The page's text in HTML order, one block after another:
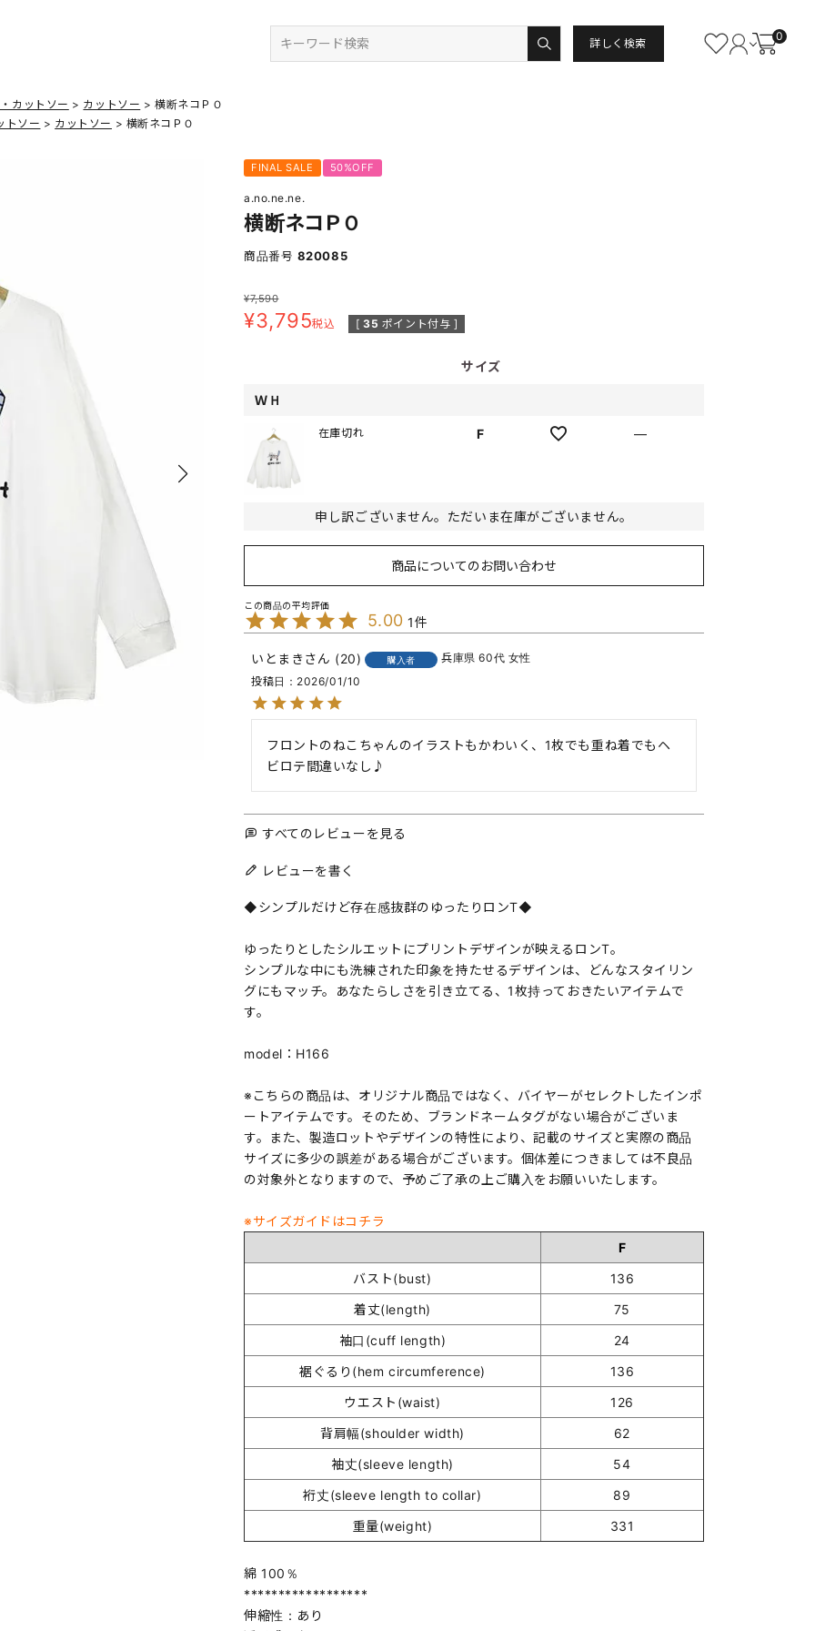
詳しく検索
0
カットソー カットソー
横断ネコＰＯ
トソー
カットソー 横断ネコＰＯ
FINAL SALE 50%OFF
a.no.ne.ne.
横断ネコＰＯ
商品番号 820085
¥7,590
¥3,795税込 [ 35 ポイント付与 ]
サイズ
ＷＨ
F
在庫切れ —
申し訳ございません。ただいま在庫がございません。
商品についてのお問い合わせ
5.00 1
いとまき 20 購入者 兵庫県 60代 女性
投稿日
2026/01/10
フロントのねこちゃんのイラストもかわいく、1枚でも重ね着でもヘ
ビロテ間違いなし♪
すべてのレビューを見る
レビューを書く
◆シンプルだけど存在感抜群のゆったりロンT◆
ゆったりとしたシルエットにプリントデザインが映えるロンT。
シンプルな中にも洗練された印象を持たせるデザインは、どんなスタイリン
グにもマッチ。あなたらしさを引き立てる、1枚持っておきたいアイテムで
す。
model：H166
※こちらの商品は、オリジナル商品ではなく、バイヤーがセレクトしたインポ
ートアイテムです。そのため、ブランドネームタグがない場合がございま
す。また、製造ロットやデザインの特性により、記載のサイズと実際の商品
サイズに多少の誤差がある場合がございます。個体差につきましては不良品
の対象外となりますので、予めご了承の上ご購入をお願いいたします。
※サイズガイドはコチラ
F
バスト(bust)
136
着丈(length)
75
袖口(cuff length)
24
裾ぐるり(hem circumference)
136
ウエスト(waist)
126
背肩幅(shoulder width)
62
袖丈(sleeve length)
54
裄丈(sleeve length to collar)
89
重量(weight)
331
綿 100％
******************
伸縮性：あり